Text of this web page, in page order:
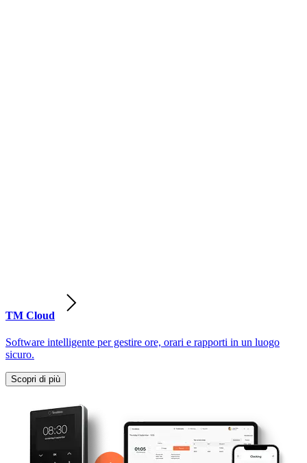
TM Cloud
Software intelligente per gestire ore, orari e rapporti in un luogo
sicuro.
Scopri di più